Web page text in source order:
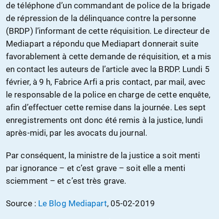
de téléphone d’un commandant de police de la brigade
de répression de la délinquance contre la personne
(BRDP) l’informant de cette réquisition. Le directeur de
Mediapart a répondu que Mediapart donnerait suite
favorablement à cette demande de réquisition, et a mis
en contact les auteurs de l’article avec la BRDP. Lundi 5
février, à 9 h, Fabrice Arfi a pris contact, par mail, avec
le responsable de la police en charge de cette enquête,
afin d’effectuer cette remise dans la journée. Les sept
enregistrements ont donc été remis à la justice, lundi
après-midi, par les avocats du journal.
Par conséquent, la ministre de la justice a soit menti
par ignorance – et c’est grave – soit elle a menti
sciemment – et c’est très grave.
Source : Le Blog Mediapart, 05-02-2019